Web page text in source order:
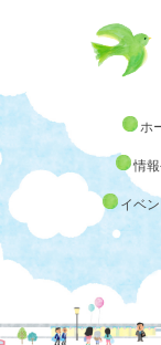
ホ
情
イベ